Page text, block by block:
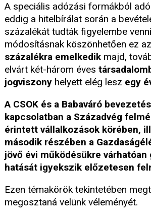
A speciális adózási formákból
eddig a hitelbírálat során a
százalékát tudták figyelembe
módosításnak köszönhetően ez
százalékra emelkedik majd,
elvárt két-három éves
jogviszony helyett elég lesz egy
A CSOK és a Babaváró
kapcsolatban a Századvég
érintett vállalkozások körében,
második részében a
jövő évi működésükre várhatóan
hatását igyekszik előzetesen
Ezen témakörök tekintetében
megosztaná velünk véleményét.